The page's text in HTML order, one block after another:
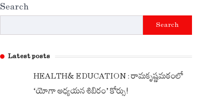
Search
Search
Latest posts
HEALTH& EDUCATION : రామకృష్ణమఠంలో
‘యోగా అధ్యయన శిబిరం’ కోర్సు!